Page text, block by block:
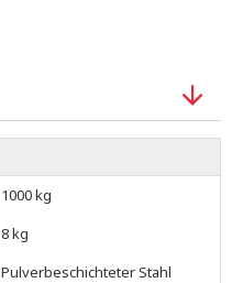
1000 kg
8 kg
Pulverbeschichteter Stahl